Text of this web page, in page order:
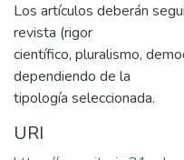
Los artículos deberán
revista (rigor
científico, pluralismo,
dependiendo de la
tipología seleccionada.
URI